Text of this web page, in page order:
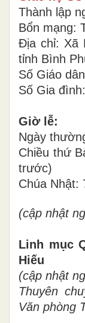
Thành lập
Bổn mạng:
Địa chỉ: Xã
tỉnh Bình
Số Giáo
Số Gia
Giờ lễ:
Ngày
Chiều thứ
trước)
Chúa Nhật:
(cập nhật
Linh mục
Hiếu
(cập nhật
Thuyên
Văn phòng